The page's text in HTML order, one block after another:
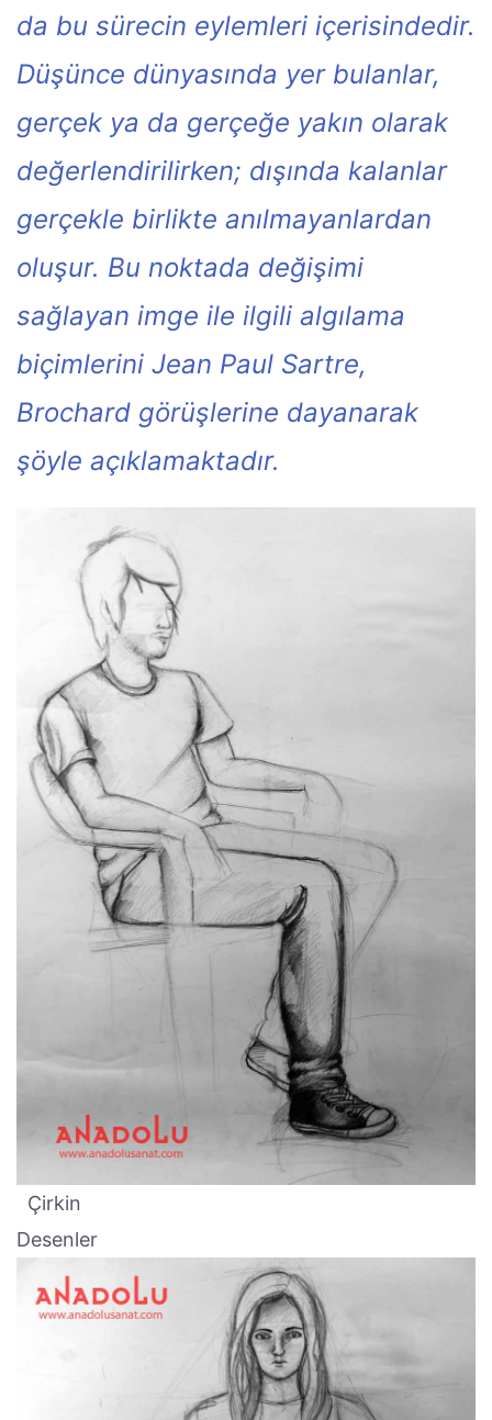
da bu sürecin eylemleri içerisindedir.
Düşünce dünyasında yer bulanlar,
gerçek ya da gerçeğe yakın olarak
değerlendirilirken; dışında kalanlar
gerçekle birlikte anılmayanlardan
oluşur. Bu noktada değişimi
sağlayan imge ile ilgili algılama
biçimlerini Jean Paul Sartre,
Brochard görüşlerine dayanarak
şöyle açıklamaktadır.
Çirkin
Desenler